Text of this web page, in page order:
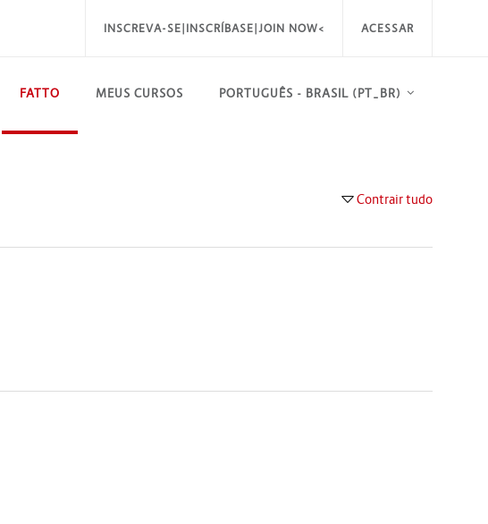
INSCREVA-SE|INSCRÍBASE|JOIN NOW< ACESSAR
FATTO MEUS CURSOS PORTUGUÊS - BRASIL ‎(PT_BR)‎
Contrair tudo